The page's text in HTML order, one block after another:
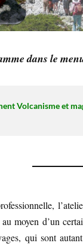
dans le
Volcanisme et
moyen d’un
qui sont